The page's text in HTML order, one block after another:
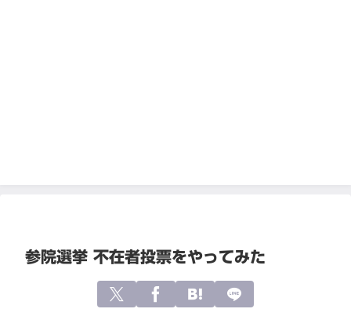
参院選挙 不在者投票をやってみた